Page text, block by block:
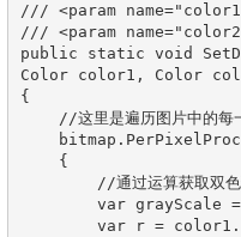
/// <param
/// <param
public static void
Color color1, Color
{